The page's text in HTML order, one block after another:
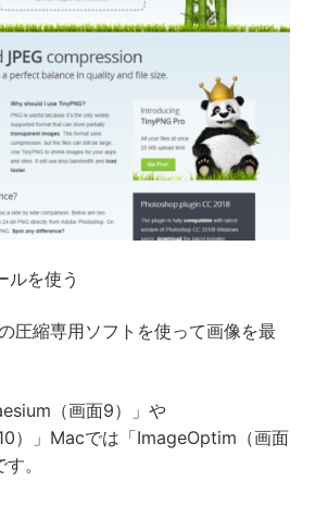
ルを使う
圧縮専用ソフトを使って画像を最
（画面9）」や
）」Macでは「ImageOptim（画面
。